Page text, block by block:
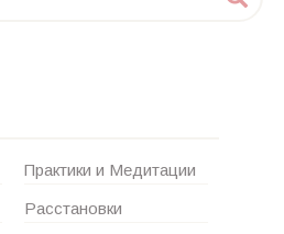
Практики и Медитации
Расстановки